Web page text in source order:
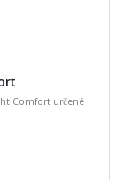
Comfort určené